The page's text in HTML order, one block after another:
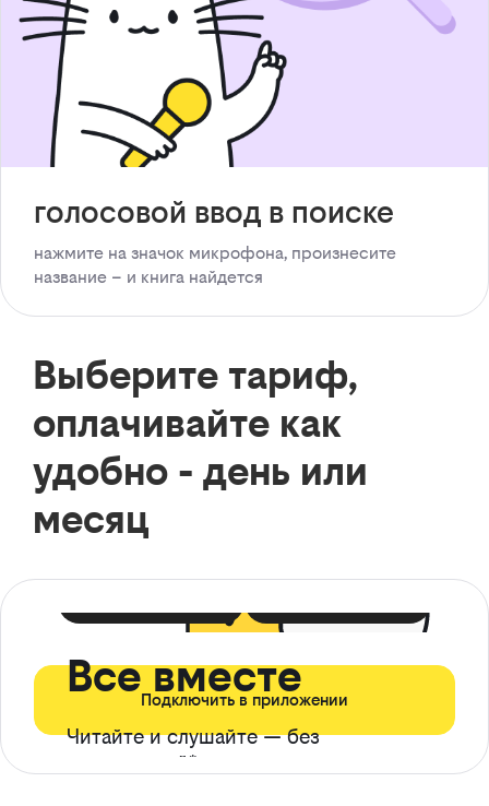
голосовой ввод в поиске
нажмите на значок микрофона, произнесите
название – и книга найдется
Выберите тариф,
оплачивайте как
удобно - день или
месяц
Все вместе
Читайте и слушайте — без
ограничений*
Подключить в приложении